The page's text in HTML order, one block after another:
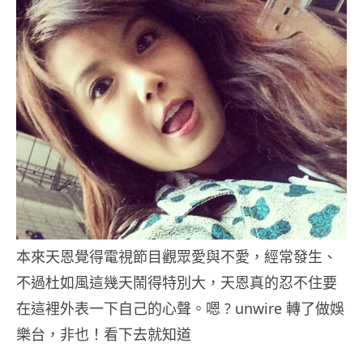
本來天恩覺得電視節目觀眾愛與不愛，經常發生、
不過杜如風這幾天鬧得特別大，天恩真的忍不住要
在這裡外表一下自己的心聲。嗯 ? unwire 轉了做娛
樂台，非也！看下去就知道